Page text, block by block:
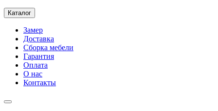
Каталог
Замер
Доставка
Сборка мебели
Гарантия
Оплата
О нас
Контакты